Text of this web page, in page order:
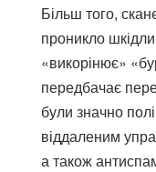
Більш того,
проникло
«викорінює»
передбачає
були значно
віддаленим
а також